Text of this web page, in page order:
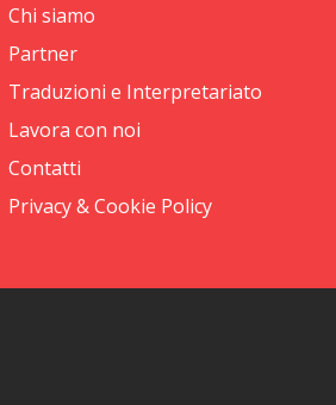
Chi siamo
Partner
Traduzioni e Interpretariato
Lavora con noi
Contatti
Privacy & Cookie Policy